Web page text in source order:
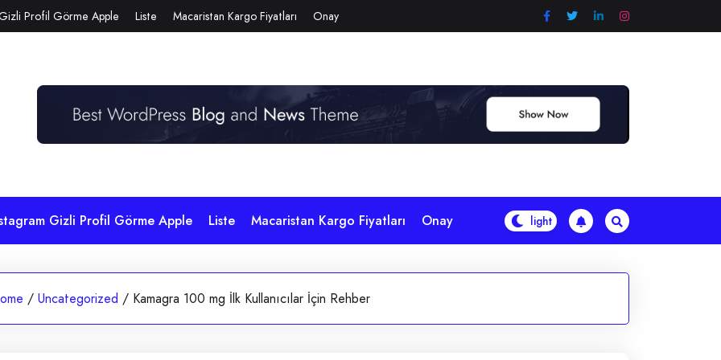
Profil Görme Apple Liste Macaristan Kargo Fiyatları Onay
Gizli Profil Görme Apple Liste Macaristan Kargo Fiyatları Onay
/ Uncategorized / Kamagra 100 mg İlk Kullanıcılar İçin Rehber